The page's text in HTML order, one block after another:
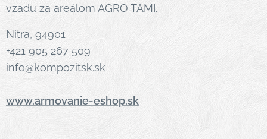
vzadu za areálom AGRO TAMI.
Nitra, 94901
+421 905 267 509
info@kompozitsk.sk
www.armovanie-eshop.sk